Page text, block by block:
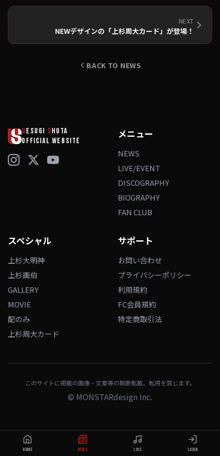
NEXT
NEWデザインの「上杉周大カード」が登場！
BACK TO NEWS
U ESUGI SHUTA
OFFICIAL WEBSITE
メニュー
NEWS
LIVE/EVENT
DISCOGRAPHY
BIOGRAPHY
FAN CLUB
スペシャル
上杉大明神
上杉画伯
GALLERY
MOVIE
配のみ
上杉周大カード
サポート
お問い合わせ
プライバシーポリシー
利用規約
FC会員規約
特定商取引法
このサイトに掲載の画像・文章等の無断転載、転用を禁じます。
© MONSTARdesign Inc.
HOME NEWS LIVE LOGIN